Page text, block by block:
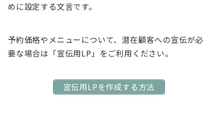
めに設定する文言です。
予約価格やメニューについて、潜在顧客への宣伝が必
要な場合は「宣伝用LP」をご利用ください。
宣伝用LPを作成する方法